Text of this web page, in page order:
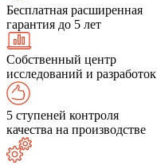
Бесплатная расширенная
гарантия до 5 лет
Собственный центр
исследований и разработок
5 ступеней контроля
качества на производстве